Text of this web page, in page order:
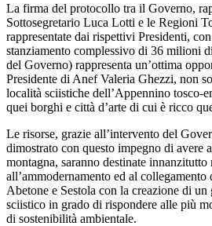
La firma del protocollo tra il Governo,
Sottosegretario Luca Lotti e le Regioni
rappresentate dai rispettivi Presidenti,
stanziamento complessivo di 36 milioni
del Governo) rappresenta un’ottima
Presidente di Anef Valeria Ghezzi, non
località sciistiche dell’Appennino tosco-
quei borghi e città d’arte di cui è ricco
Le risorse, grazie all’intervento del
dimostrato con questo impegno di avere
montagna, saranno destinate innanzitutto
all’ammodernamento ed al collegamento
Abetone e Sestola con la creazione di
sciistico in grado di rispondere alle più
di sostenibilità ambientale.